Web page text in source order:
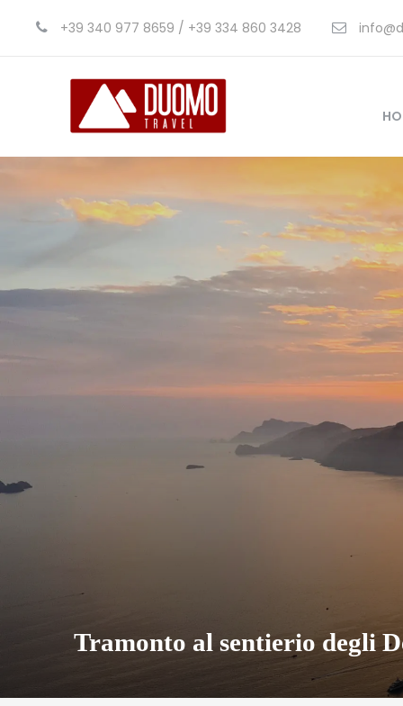
+39 340 977 8659 / +39 334 860 3428
Tramonto al sentierio degli